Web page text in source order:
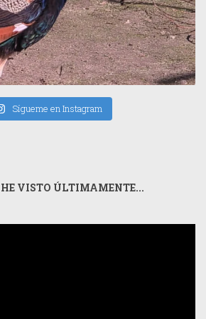
Sígueme en Instagram
VISTO ÚLTIMAMENTE...